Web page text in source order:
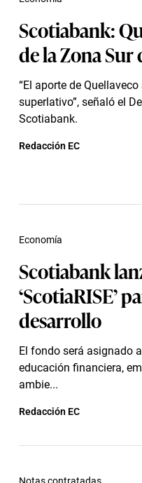
Scotiabank:
de la Zona
“El aporte de
superlativo”, señaló el
Scotiabank.
Redacción EC
Scotiabank
‘ScotiaRISE’
desarrollo
El fondo será asignado
educación financiera,
ambie...
Economía
Redacción EC